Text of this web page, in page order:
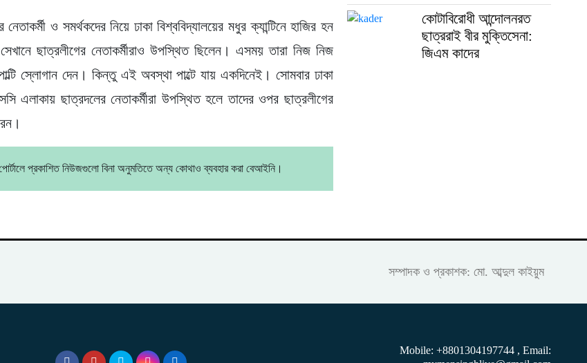
ও সমর্থকদের নিয়ে ঢাকা বিশ্ববিদ্যালয়ের মধুর ক্যান্টিনে হাজির হন
ছাত্রলীগের নেতাকর্মীরাও উপস্থিত ছিলেন। এসময় তারা নিজ নিজ
স্লোগান দেন। কিন্তু এই অবস্থা পাল্টে যায় একদিনেই। সোমবার ঢাকা
এলাকায় ছাত্রদলের নেতাকর্মীরা উপস্থিত হলে তাদের ওপর ছাত্রলীগের
প্রকাশিত নিউজগুলো বিনা অনুমতিতে অন্য কোথাও ব্যবহার করা বেআইনি।
কোটাবিরোধী আন্দোলনরত
ছাত্ররাই বীর মুক্তিসেনা:
জিএম কাদের
সম্পাদক ও প্রকাশক: মো. আব্দুল কাইয়ুম
Mobile: +8801304197744 , Email: